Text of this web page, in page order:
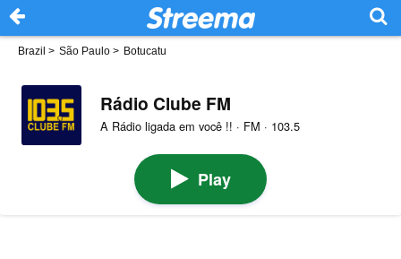
Brazil > São Paulo > Botucatu
Rádio Clube FM
A Rádio ligada em você !! · FM · 103.5
Play